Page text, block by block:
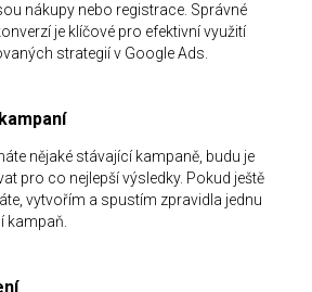
nákupy nebo registrace. Správné
je klíčové pro efektivní využití
strategií v Google Ads.
nějaké stávající kampaně, budu je
pro co nejlepší výsledky. Pokud ještě
vytvořím a spustím zpravidla jednu
kampaň.